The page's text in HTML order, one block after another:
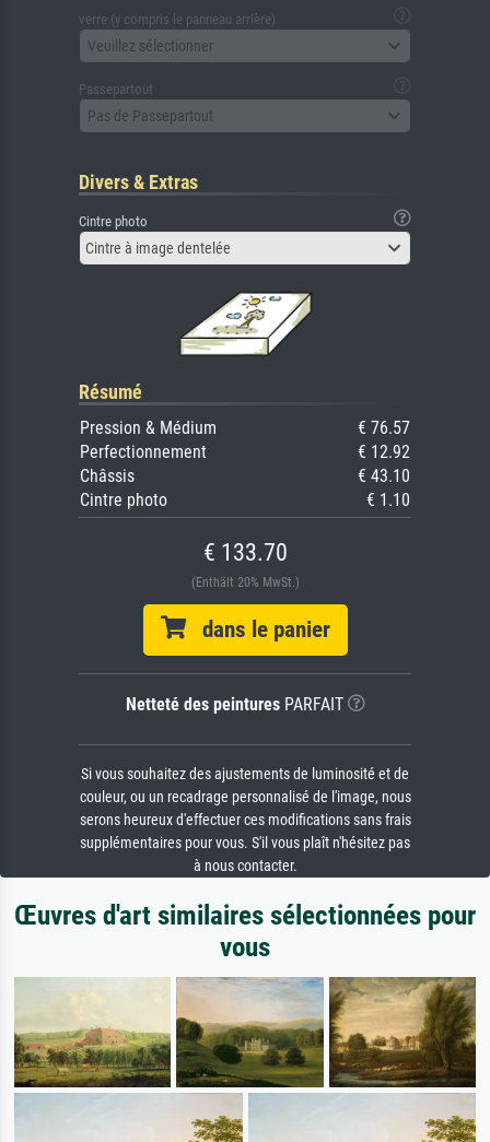
verre (y compris le panneau arrière)
Veuillez sélectionner
Passepartout
Pas de Passepartout
Divers & Extras
Cintre photo
Cintre à image dentelée
Résumé
Pression & Médium
€ 76.57
Perfectionnement
€ 12.92
Châssis
€ 43.10
Cintre photo
€ 1.10
€ 133.70
(Enthält 20% MwSt.)
dans le panier
Netteté des peinturesPARFAIT
Si vous souhaitez des ajustements de luminosité et de
couleur, ou un recadrage personnalisé de l'image, nous
serons heureux d'effectuer ces modifications sans frais
supplémentaires pour vous. S'il vous plaît n'hésitez pas
à nous contacter.
Œuvres d'art similaires sélectionnées pour
vous